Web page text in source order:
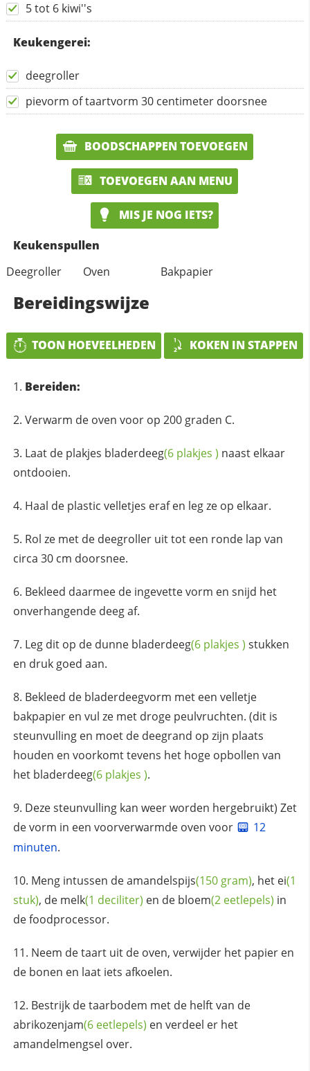
5 tot 6 kiwi''s
Keukengerei:
deegroller
pievorm of taartvorm 30 centimeter doorsnee
BOODSCHAPPEN TOEVOEGEN
TOEVOEGEN AAN MENU
MIS JE NOG IETS?
Keukenspullen
Deegroller
Oven Bakpapier
Bereidingswijze
TOON HOEVEELHEDEN KOKEN IN STAPPEN
Bereiden:
Verwarm de oven voor op 200 graden C.
Laat de plakjes bladerdeeg(6 plakjes ) naast elkaar
ontdooien.
Haal de plastic velletjes eraf en leg ze op elkaar.
Rol ze met de deegroller uit tot een ronde lap van
circa 30 cm doorsnee.
Bekleed daarmee de ingevette vorm en snijd het
onverhangende deeg af.
Leg dit op de dunne bladerdeeg(6 plakjes ) stukken
en druk goed aan.
Bekleed de bladerdeegvorm met een velletje
bakpapier en vul ze met droge peulvruchten. (dit is
steunvulling en moet de deegrand op zijn plaats
houden en voorkomt tevens het hoge opbollen van
het bladerdeeg(6 plakjes ).
Deze steunvulling kan weer worden hergebruikt) Zet
de vorm in een voorverwarmde oven voor
12
minuten.
Meng intussen deamandelspijs(150 gram), het ei(1
stuk), de melk(1 deciliter) en de bloem(2 eetlepels) in
de foodprocessor.
Neem de taart uit de oven, verwijder het papier en
de bonen en laat iets afkoelen.
Bestrijk de taarbodem met de helft van de
abrikozenjam(6 eetlepels) en verdeel er het
amandelmengsel over.